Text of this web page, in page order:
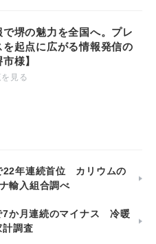
堺の魅力を全国へ。プレ
を起点に広がる情報発信の
様】
見る
22年連続首位 カリウムの
輸入組合調べ
7か月連続のマイナス 冷暖
調査